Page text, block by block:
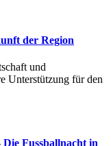
der Region
und
Unterstützung für den
Fussballnacht in